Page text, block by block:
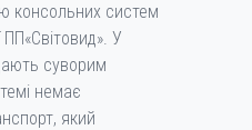
консольних систем
У
суворим
немає
який